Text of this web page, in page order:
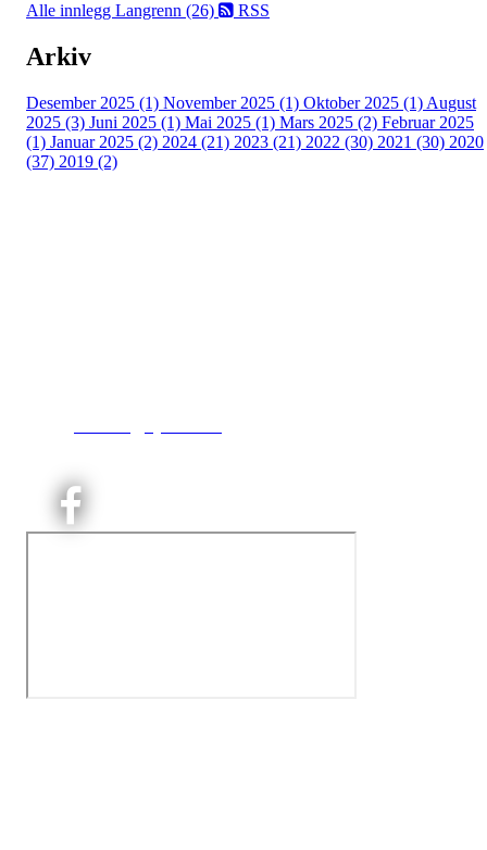
Alle innlegg Langrenn (26) RSS
Arkiv
Desember 2025 (1) November 2025 (1) Oktober 2025 (1) August
2025 (3) Juni 2025 (1) Mai 2025 (1) Mars 2025 (2) Februar 2025
(1) Januar 2025 (2) 2024 (21) 2023 (21) 2022 (30) 2021 (30) 2020
(37) 2019 (2)